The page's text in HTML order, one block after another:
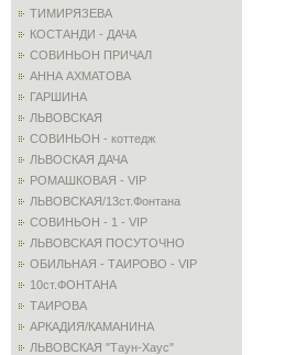
ТИМИРЯЗЕВА
КОСТАНДИ - ДАЧА
СОВИНЬОН ПРИЧАЛ
АННА АХМАТОВА
ГАРШИНА
ЛЬВОВСКАЯ
СОВИНЬОН - коттедж
ЛЬВОСКАЯ ДАЧА
РОМАШКОВАЯ - VIP
ЛЬВОВСКАЯ/13ст.Фонтана
СОВИНЬОН - 1 - VIP
ЛЬВОВСКАЯ ПОСУТОЧНО
ОБИЛЬНАЯ - ТАИРОВО - VIP
10ст.ФОНТАНА
ТАИРОВА
АРКАДИЯ/КАМАНИНА
ЛЬВОВСКАЯ "Таун-Хаус"